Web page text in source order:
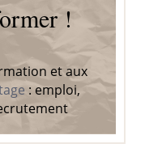
!
et aux
: emploi,